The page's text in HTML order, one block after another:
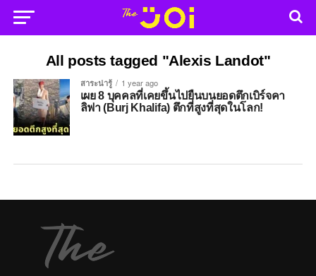
All posts tagged "Alexis Landot"
สาระน่ารู้ 1 year ago
เผย 8 บุคคลที่เคยขึ้นไปยืนบนยอดตึกเบิร์จคา
ลิฟา (Burj Khalifa) ตึกที่สูงที่สุดในโลก!